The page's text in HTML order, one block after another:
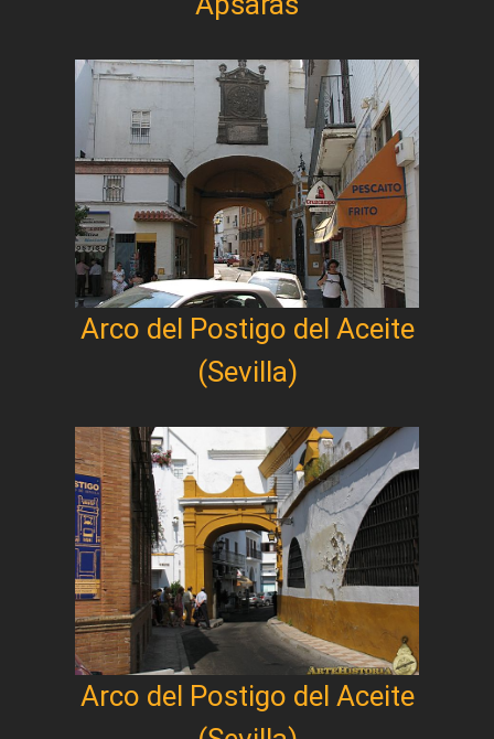
Arco del Postigo del Aceite
(Sevilla)
Arco del Postigo del Aceite